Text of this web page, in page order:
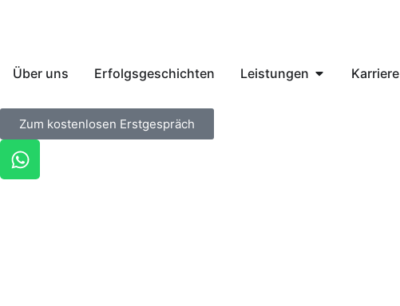
Über uns Erfolgsgeschichten Leistungen Karriere
Zum kostenlosen Erstgespräch